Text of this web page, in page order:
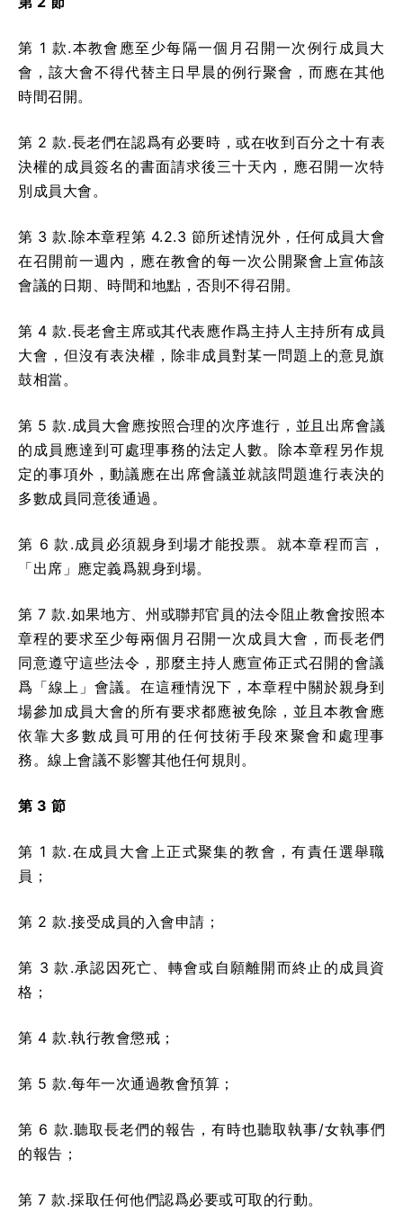
第 1 款.本教會應至少每隔一個月召開一次例行成員大
會，該大會不得代替主日早晨的例行聚會，而應在其他
時間召開。
第 2 款.長老們在認爲有必要時，或在收到百分之十有表
決權的成員簽名的書面請求後三十天內，應召開一次特
別成員大會。
第 3 款.除本章程第 4.2.3 節所述情況外，任何成員大會
在召開前一週內，應在教會的每一次公開聚會上宣佈該
會議的日期、時間和地點，否則不得召開。
第 4 款.長老會主席或其代表應作爲主持人主持所有成員
大會，但沒有表決權，除非成員對某一問題上的意見旗
鼓相當。
第 5 款.成員大會應按照合理的次序進行，並且出席會議
的成員應達到可處理事務的法定人數。除本章程另作規
定的事項外，動議應在出席會議並就該問題進行表決的
多數成員同意後通過。
第 6 款.成員必須親身到場才能投票。就本章程而言，
「出席」應定義爲親身到場。
第 7 款.如果地方、州或聯邦官員的法令阻止教會按照本
章程的要求至少每兩個月召開一次成員大會，而長老們
同意遵守這些法令，那麼主持人應宣佈正式召開的會議
爲「線上」會議。在這種情況下，本章程中關於親身到
場參加成員大會的所有要求都應被免除，並且本教會應
依靠大多數成員可用的任何技術手段來聚會和處理事
務。線上會議不影響其他任何規則。
第 3 節
第 1 款.在成員大會上正式聚集的教會，有責任選舉職
員；
第 2 款.接受成員的入會申請；
第 3 款.承認因死亡、轉會或自願離開而終止的成員資
格；
第 4 款.執行教會懲戒；
第 5 款.每年一次通過教會預算；
第 6 款.聽取長老們的報告，有時也聽取執事/女執事們
的報告；
第 7 款.採取任何他們認爲必要或可取的行動。